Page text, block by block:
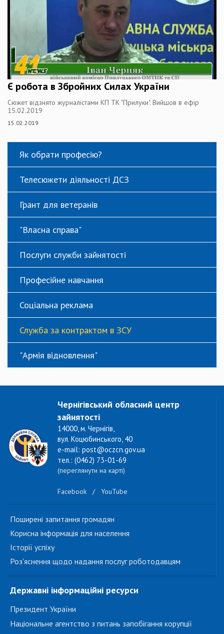
Є робота в Збройних Силах України
Сюжет відзнято журналістами КП ТК "Прилуки". Вийшов в ефір
15.02.2019
15.02.2019
Як обрати професію?
Телесюжети діяльності ДСЗ
Грант для ветеранів
"Власна справа"
Послуги служби зайнятості
Професійне навчання
Соціальна реклама
Служба за контрактом в ЗСУ
"Армія відновлення"
Чернігівський обласний центр
зайнятості
14000, м. Чернігів,
вул. Коцюбинського, 40
e-mail: post@oczcn.gov.ua
тел.: (0462) 73-01-69
(переглянути на карті)
Facebook / YouTube
Поширені запитання громадян
Корисна інформація для населення
Історії успіху
Роз'яснення щодо надання послуг роботодавцям
Державні інформаційні ресурси
Президент України
Національне агентство з питань запобігання корупції